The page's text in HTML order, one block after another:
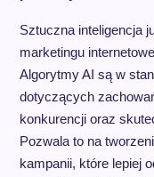
Sztuczna inteligencja
marketingu
Algorytmy AI są w
dotyczących
konkurencji oraz
Pozwala to na
kampanii, które lepiej